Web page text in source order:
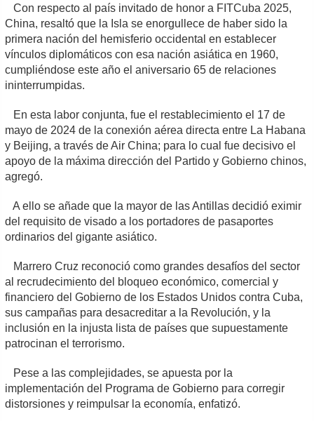
Con respecto al país invitado de honor a FITCuba 2025,
China, resaltó que la Isla se enorgullece de haber sido la
primera nación del hemisferio occidental en establecer
vínculos diplomáticos con esa nación asiática en 1960,
cumpliéndose este año el aniversario 65 de relaciones
ininterrumpidas.
En esta labor conjunta, fue el restablecimiento el 17 de
mayo de 2024 de la conexión aérea directa entre La Habana
y Beijing, a través de Air China; para lo cual fue decisivo el
apoyo de la máxima dirección del Partido y Gobierno chinos,
agregó.
A ello se añade que la mayor de las Antillas decidió eximir
del requisito de visado a los portadores de pasaportes
ordinarios del gigante asiático.
Marrero Cruz reconoció como grandes desafíos del sector
al recrudecimiento del bloqueo económico, comercial y
financiero del Gobierno de los Estados Unidos contra Cuba,
sus campañas para desacreditar a la Revolución, y la
inclusión en la injusta lista de países que supuestamente
patrocinan el terrorismo.
Pese a las complejidades, se apuesta por la
implementación del Programa de Gobierno para corregir
distorsiones y reimpulsar la economía, enfatizó.